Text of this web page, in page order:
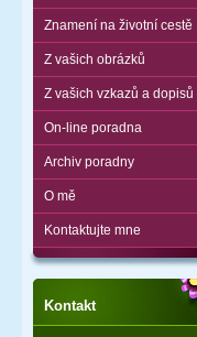
Znamení na životní cestě
Z vašich obrázků
Z vašich vzkazů a dopisů
On-line poradna
Archiv poradny
O mě
Kontaktujte mne
Kontakt